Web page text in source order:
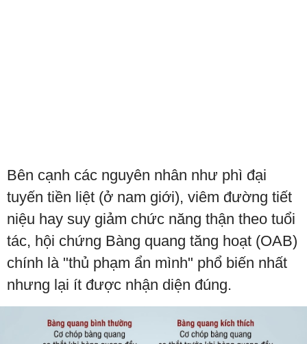
Bên cạnh các nguyên nhân như phì đại
tuyến tiền liệt (ở nam giới), viêm đường tiết
niệu hay suy giảm chức năng thận theo tuổi
tác, hội chứng Bàng quang tăng hoạt (OAB)
chính là "thủ phạm ẩn mình" phổ biến nhất
nhưng lại ít được nhận diện đúng.